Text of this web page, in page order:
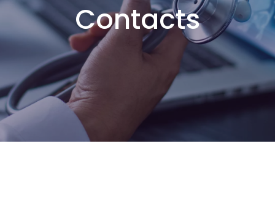
Contacts